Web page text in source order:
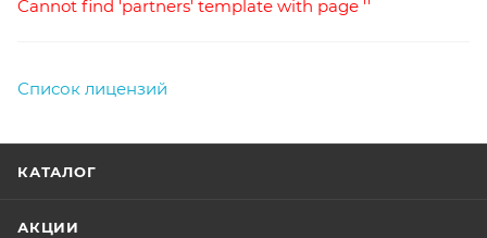
Cannot find 'partners' template with page ''
Список лицензий
КАТАЛОГ
АКЦИИ